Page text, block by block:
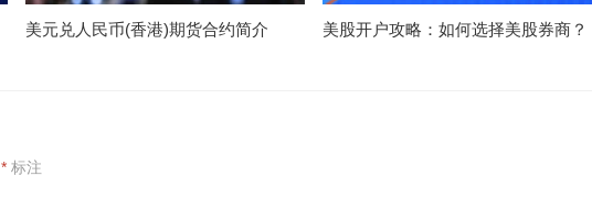
美元兑人民币(香港)期货合约简介 美股开户攻略：如何选择美股券商？
*标注